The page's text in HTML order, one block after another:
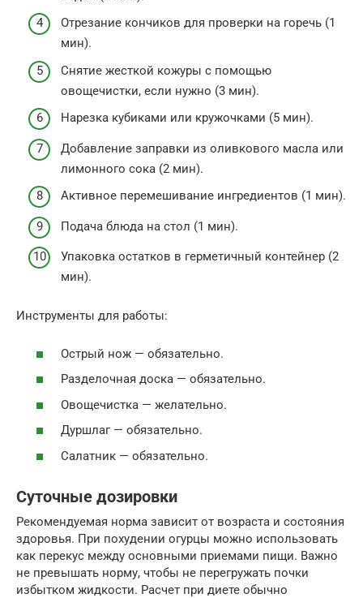
Отрезание кончиков для проверки на горечь (1
мин).
Снятие жесткой кожуры с помощью
овощечистки, если нужно (3 мин).
Нарезка кубиками или кружочками (5 мин).
Добавление заправки из оливкового масла или
лимонного сока (2 мин).
Активное перемешивание ингредиентов (1 мин).
Подача блюда на стол (1 мин).
Упаковка остатков в герметичный контейнер (2
мин).
Инструменты для работы:
Острый нож — обязательно.
Разделочная доска — обязательно.
Овощечистка — желательно.
Дуршлаг — обязательно.
Салатник — обязательно.
Суточные дозировки
Рекомендуемая норма зависит от возраста и состояния
здоровья. При похудении огурцы можно использовать
как перекус между основными приемами пищи. Важно
не превышать норму, чтобы не перегружать почки
избытком жидкости. Расчет при диете обычно